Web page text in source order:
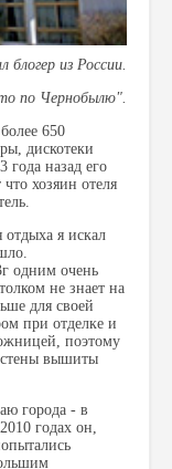
блогер из России.
по Чернобылю".
650
дискотеки
года назад его
хозяин отеля
я искал
одним очень
не знает на
для своей
при отделке и
поэтому
стены вышиты
города - в
годах он,